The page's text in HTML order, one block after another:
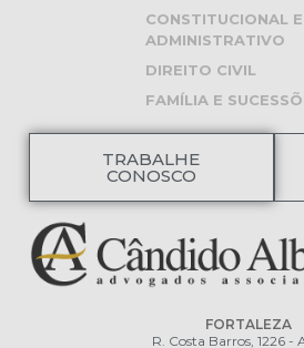
CONSTITUCIONAL E
ADMINISTRATIVO
DIREITO CIVIL
FAMÍLIA E
TRABALHE
CONOSCO
FORTALEZA
R. Costa Barros, 1226 -